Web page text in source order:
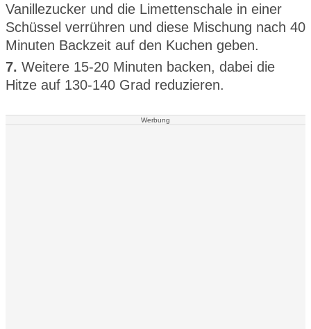
Vanillezucker und die Limettenschale in einer
Schüssel verrühren und diese Mischung nach 40
Minuten Backzeit auf den Kuchen geben.
7. Weitere 15-20 Minuten backen, dabei die
Hitze auf 130-140 Grad reduzieren.
Werbung